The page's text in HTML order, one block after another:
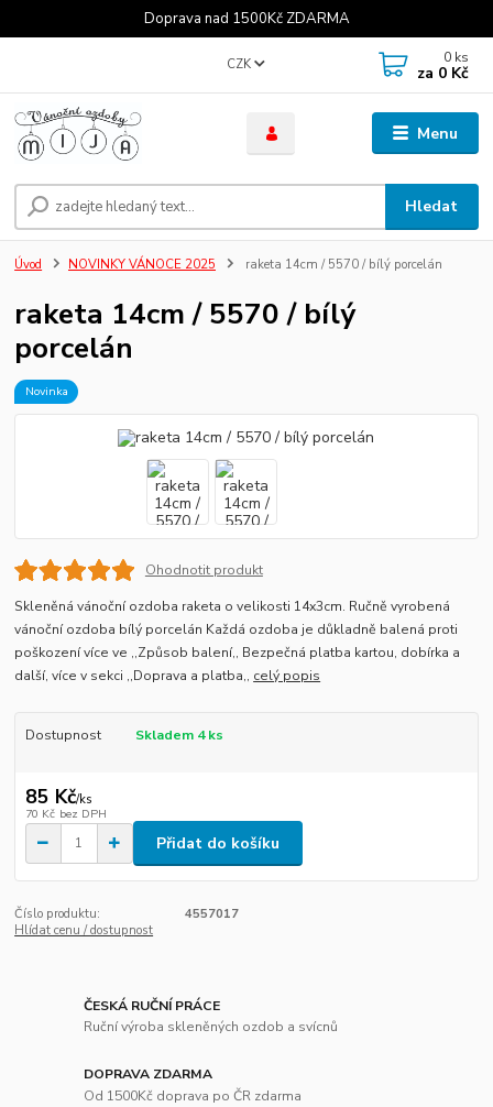
Doprava nad 1500Kč ZDARMA
Menu
CZK
Hledat
0 ks
za 0 Kč
Úvod NOVINKY VÁNOCE 2025 raketa 14cm / 5570 / bílý porcelán
raketa 14cm / 5570 / bílý
porcelán
Novinka
Ohodnotit produkt
Skleněná vánoční ozdoba raketa o velikosti 14x3cm. Ručně vyrobená
vánoční ozdoba bílý porcelán Každá ozdoba je důkladně balená proti
poškození více ve ,,Způsob balení,, Bezpečná platba kartou, dobírka a
další, více v sekci ,,Doprava a platba,, celý popis
Dostupnost Skladem 4 ks
85 Kč/ks
70 Kč bez DPH
Přidat do košíku
Číslo produktu:
4557017
Hlídat cenu / dostupnost
ČESKÁ RUČNÍ PRÁCE
Ruční výroba skleněných ozdob a svícnů
DOPRAVA ZDARMA
Od 1500Kč doprava po ČR zdarma